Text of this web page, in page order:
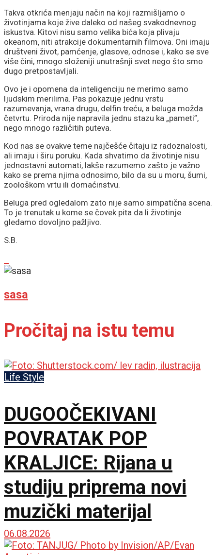
Takva otkrića menjaju način na koji razmišljamo o
životinjama koje žive daleko od našeg svakodnevnog
iskustva. Kitovi nisu samo velika bića koja plivaju
okeanom, niti atrakcije dokumentarnih filmova. Oni imaju
društveni život, pamćenje, glasove, odnose i, kako se sve
više čini, mnogo složeniji unutrašnji svet nego što smo
dugo pretpostavljali.
Ovo je i opomena da inteligenciju ne merimo samo
ljudskim merilima. Pas pokazuje jednu vrstu
razumevanja, vrana drugu, delfin treću, a beluga možda
četvrtu. Priroda nije napravila jednu stazu ka „pameti”,
nego mnogo različitih puteva.
Kod nas se ovakve teme najčešće čitaju iz radoznalosti,
ali imaju i širu poruku. Kada shvatimo da životinje nisu
jednostavni automati, lakše razumemo zašto je važno
kako se prema njima odnosimo, bilo da su u moru, šumi,
zoološkom vrtu ili domaćinstvu.
Beluga pred ogledalom zato nije samo simpatična scena.
To je trenutak u kome se čovek pita da li životinje
gledamo dovoljno pažljivo.
S.B.
sasa
Pročitaj na istu temu
Life Style
DUGOOČEKIVANI
POVRATAK POP
KRALJICE: Rijana u
studiju priprema novi
muzički materijal
06.08.2026